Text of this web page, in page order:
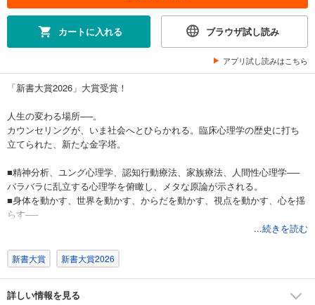
カートに入れる ブラウザ試し読み
アプリ試し読みはこちら
「新書大賞2026」大賞受賞！
人生の変わる場所──。
カウンセリングが、いま社会へとひらかれる。臨床心理学の歴史に打ち
立てられた、新たな金字塔。
■精神分析、ユング心理学、認知行動療法、家族療法、人間性心理学──
バラバラに乱立する心理学を俯瞰し、メタな原論が示される。
■身体を動かす、世界を動かす、からだを動かす、視点を動かす、心を揺
らす──
カウンセリングは聞くだけじゃない。アクティブに５つの介入がなされ
■いかに生き延びるか、いかに生きるか──
カウンセリングには二つのゴールがある。生活を守ることと、人生をち
...続きを読む
新書大賞 新書大賞2026
詳しい情報を見る